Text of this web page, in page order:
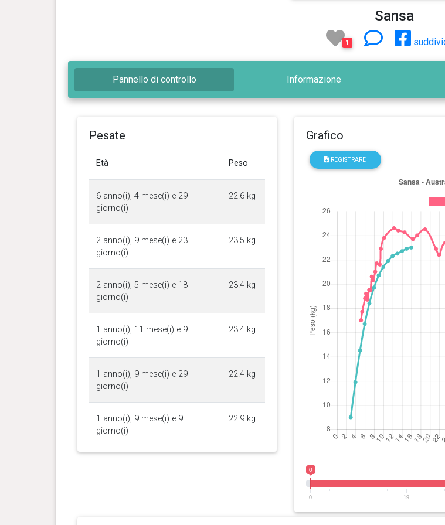
Sansa
1
Pannello di controllo Informazione
Pesate
Età Peso
6 anno(i), 4 mese(i) e 29
giorno(i)
22.6 kg
2 anno(i), 9 mese(i) e 23
giorno(i)
23.5 kg
2 anno(i), 5 mese(i) e 18
giorno(i)
23.4 kg
1 anno(i), 11 mese(i) e 9
giorno(i)
23.4 kg
1 anno(i), 9 mese(i) e 29
giorno(i)
22.4 kg
1 anno(i), 9 mese(i) e 9
giorno(i)
22.9 kg
Grafico
REGISTRARE
0
0 19